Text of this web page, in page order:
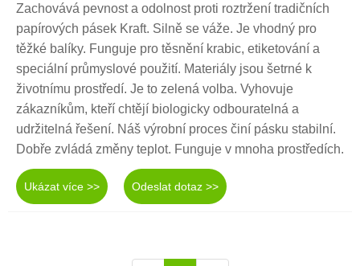
Zachovává pevnost a odolnost proti roztržení tradičních
papírových pásek Kraft. Silně se váže. Je vhodný pro
těžké balíky. Funguje pro těsnění krabic, etiketování a
speciální průmyslové použití. Materiály jsou šetrné k
životnímu prostředí. Je to zelená volba. Vyhovuje
zákazníkům, kteří chtějí biologicky odbouratelná a
udržitelná řešení. Náš výrobní proces činí pásku stabilní.
Dobře zvládá změny teplot. Funguje v mnoha prostředích.
Ukázat více >> Odeslat dotaz >>